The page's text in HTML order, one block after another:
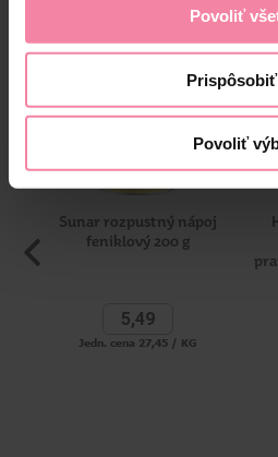
Povoliť
Prispôsobiť
Povoliť
Sunar rozpustný nápoj
feniklový 200 g
5,49
Jedn. cena 27,45 / KG